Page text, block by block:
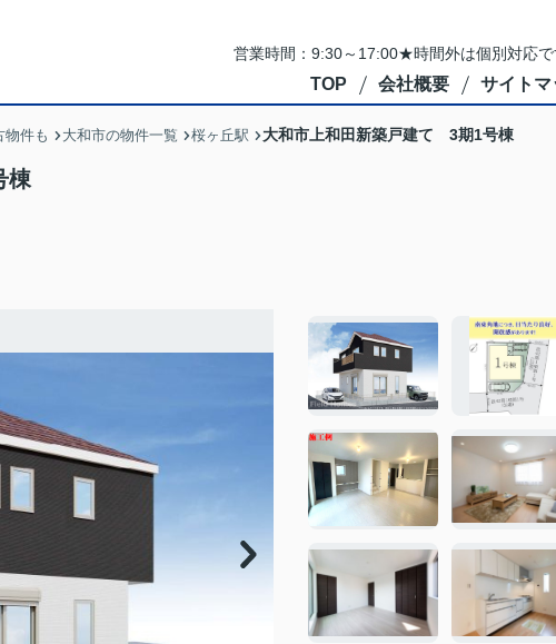
営業時間：9:30～17:00★時間外は個別対応
TOP 会社概要 サイトマ
物件も 大和市の物件一覧 桜ヶ丘駅 大和市上和田新築戸建て 3期1号棟
棟